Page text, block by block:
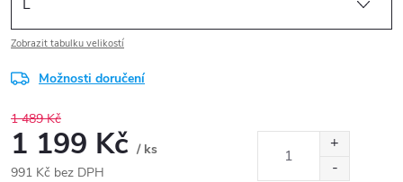
Zobrazit tabulku velikostí
Možnosti doručení
1 489 Kč
1 199 Kč / ks
991 Kč bez DPH